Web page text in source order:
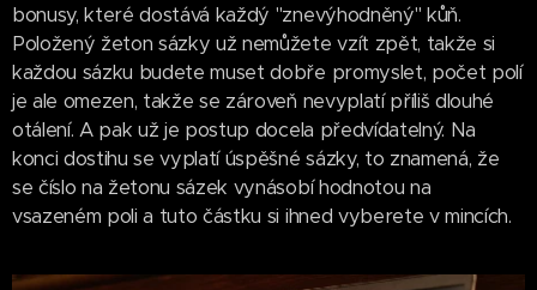
bonusy, které dostává každý "znevýhodněný" kůň.
Položený žeton sázky už nemůžete vzít zpět, takže si
každou sázku budete muset dobře promyslet, počet polí
je ale omezen, takže se zároveň nevyplatí příliš dlouhé
otálení. A pak už je postup docela předvídatelný. Na
konci dostihu se vyplatí úspěšné sázky, to znamená, že
se číslo na žetonu sázek vynásobí hodnotou na
vsazeném poli a tuto částku si ihned vyberete v mincích.